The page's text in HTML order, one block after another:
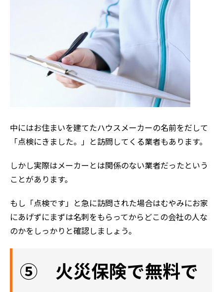
中にはお住まいを建てたハウスメーカーの名前をだして
「点検にきました。」と訪問してくる業者もあります。
しかし実際はメーカーとは関係のない業者だったという
ことがあります。
もし「点検です」と急に訪問された場合はむやみにお家
にあげずにまずは名刺をもらってからどこの会社の人な
のかをしっかりと確認しましょう。
⑤ 火災保険で無料で